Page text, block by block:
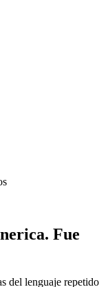
Fue
del lenguaje repetido